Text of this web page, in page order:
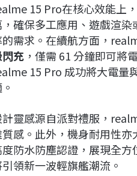
15 Pro在核心效能上
，確保多工應用、遊戲渲
的需求。在續航方面，
充 ，僅需 61 分鐘即可將
15 Pro 成功將大電量
計靈感源自派對禮服，
感。此外，機身耐用性
度防水防塵認證，展現全
領新一波輕旗艦潮流。